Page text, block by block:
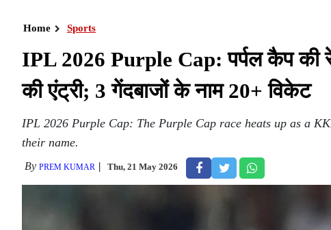
Home Sports
IPL 2026 Purple Cap: पर्पल कैप की
की एंट्री; 3 गेंदबाजों के नाम 20+ विकेट
IPL 2026 Purple Cap: The Purple Cap race heats up as a
their name.
By PREM KUMAR Thu, 21 May 2026